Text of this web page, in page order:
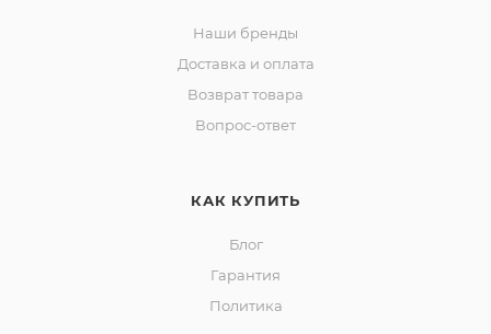
Наши бренды
Доставка и оплата
Возврат товара
Вопрос-ответ
КАК КУПИТЬ
Блог
Гарантия
Политика